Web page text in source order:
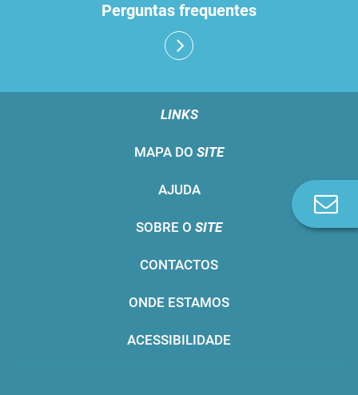
Perguntas frequentes
LINKS
MAPA DO SITE
AJUDA
SOBRE O SITE
CONTACTOS
ONDE ESTAMOS
ACESSIBILIDADE